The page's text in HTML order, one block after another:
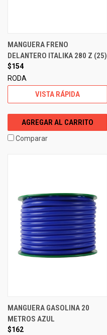
MANGUERA FRENO
DELANTERO ITALIKA 280 Z (25)
$154
RODA
VISTA RÁPIDA
AGREGAR AL CARRITO
Comparar
MANGUERA GASOLINA 20
METROS AZUL
$162